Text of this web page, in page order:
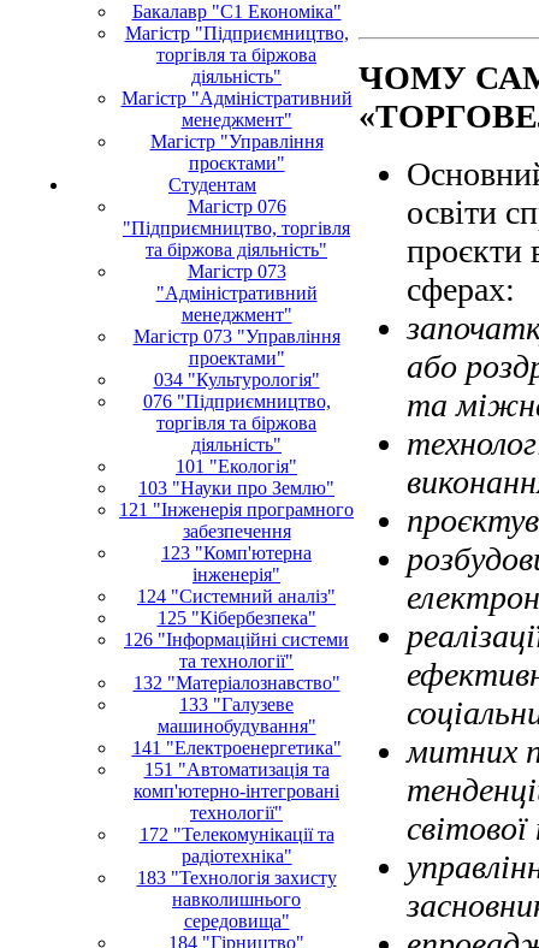
Бакалавр "С1 Економіка"
Магістр "Підприємництво,
торгівля та біржова
діяльність"
Магістр "Адміністративний
менеджмент"
Магістр "Управління
проєктами"
Студентам
Магістр 076
"Підприємництво, торгівля
та біржова діяльність"
Магістр 073
"Адміністративний
менеджмент"
Магістр 073 "Управління
проектами"
034 "Культурологія"
076 "Підприємництво,
торгівля та біржова
діяльність"
101 "Екологія"
103 "Науки про Землю"
121 "Інженерія програмного
забезпечення
123 "Комп'ютерна
інженерія"
124 "Системний аналіз"
125 "Кібербезпека"
126 "Інформаційні системи
та технології"
132 "Матеріалознавство"
133 "Галузеве
машинобудування"
141 "Електроенергетика"
151 "Автоматизація та
комп'ютерно-інтегровані
технології"
172 "Телекомунікації та
радіотехніка"
183 "Технологія захисту
навколишнього
середовища"
184 "Гірництво"
ЧОМУ
освіти
проєкти
сферах:
або
та
митних